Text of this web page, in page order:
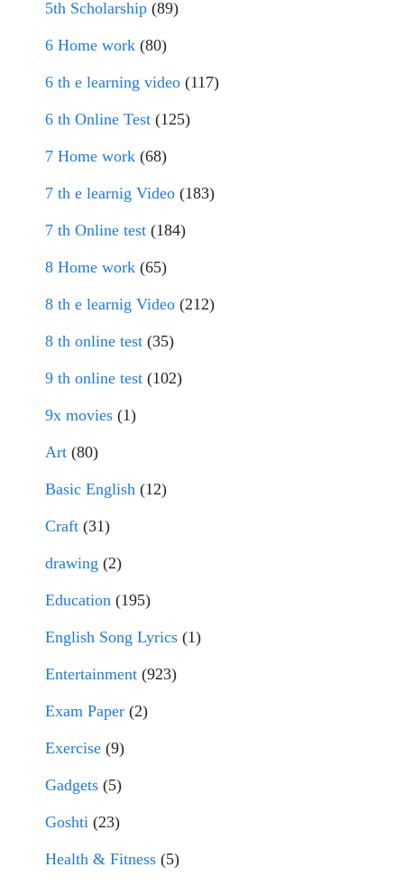
5th Scholarship (89)
6 Home work (80)
6 th e learning video (117)
6 th Online Test (125)
7 Home work (68)
7 th e learnig Video (183)
7 th Online test (184)
8 Home work (65)
8 th e learnig Video (212)
8 th online test (35)
9 th online test (102)
9x movies (1)
Art (80)
Basic English (12)
Craft (31)
drawing (2)
Education (195)
English Song Lyrics (1)
Entertainment (923)
Exam Paper (2)
Exercise (9)
Gadgets (5)
Goshti (23)
Health & Fitness (5)